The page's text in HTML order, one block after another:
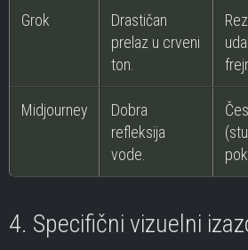
Grok
Drastičan
prelaz u crveni
ton.
Midjourney
Dobra
refleksija
vode.
4. Specifični vizuelni